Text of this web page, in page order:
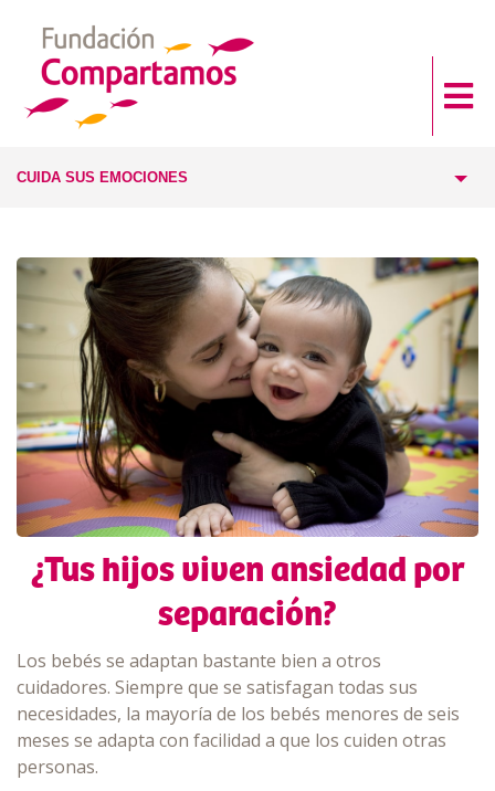
¿Tus hijos viven ansiedad por
separación?
Los bebés se adaptan bastante bien a otros
cuidadores. Siempre que se satisfagan todas sus
necesidades, la mayoría de los bebés menores de seis
meses se adapta con facilidad a que los cuiden otras
personas.